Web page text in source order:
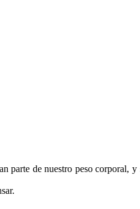
de nuestro peso corporal,